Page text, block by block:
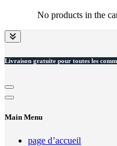
No products in the
Livraison gratuite pour toutes les
Main Menu
page d’accueil